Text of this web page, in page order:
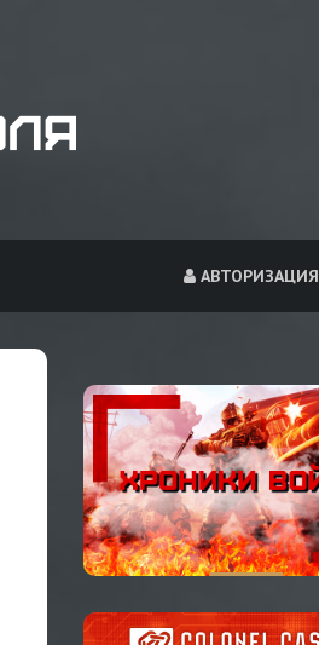
АВТОРИЗАЦИЯ